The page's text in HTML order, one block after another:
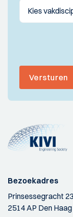
Versturen
Bezoekadres
Prinsessegracht 23
2514 AP Den Haag